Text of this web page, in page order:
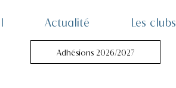
Actualité Les clubs
Adhésions 2026/2027